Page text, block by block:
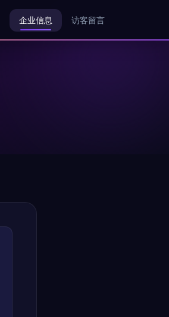
企业信息 访客留言